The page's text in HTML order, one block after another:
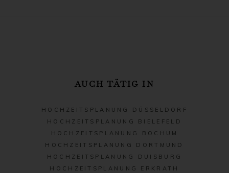
AUCH TÄTIG IN
HOCHZEITSPLANUNG DÜSSELDORF
HOCHZEITSPLANUNG BIELEFELD
HOCHZEITSPLANUNG BOCHUM
HOCHZEITSPLANUNG DORTMUND
HOCHZEITSPLANUNG DUISBURG
HOCHZEITSPLANUNG ERKRATH